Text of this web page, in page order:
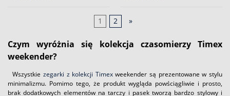
1 2 »
Czym wyróżnia się kolekcja czasomierzy Timex
weekender?
Wszystkie zegarki z kolekcji Timexweekender są prezentowane w stylu
minimalizmu. Pomimo tego, że produkt wygląda powściągliwie i prosto,
brak dodatkowych elementów na tarczy i pasek tworzą bardzo stylowy i